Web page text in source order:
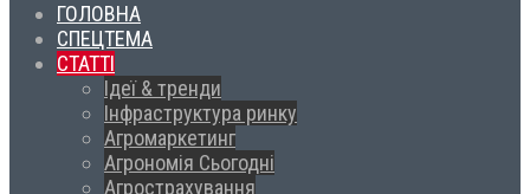
ГОЛОВНА
СПЕЦТЕМА
СТАТТІ
Ідеї & тренди
Інфраструктура ринку
Агромаркетинг
Агрономія Сьогодні
Агрострахування